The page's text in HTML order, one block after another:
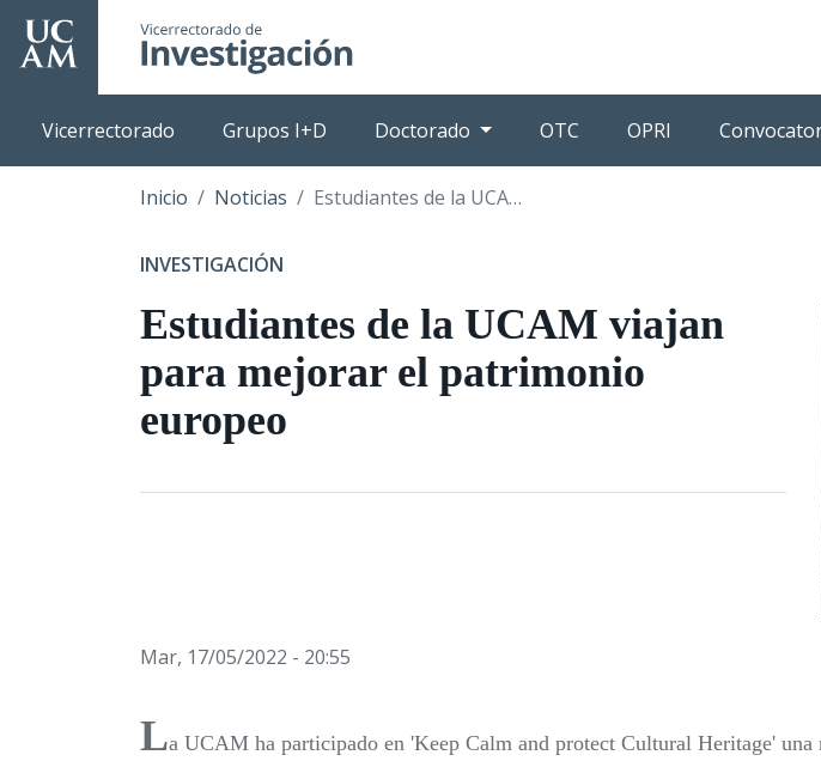
Pasar
principal
Vicerrectorado Grupos I+D Doctorado OTC OPRI
Inicio Noticias Estudiantes de la UCAM viajan para mejorar el patrimonio europeo
INVESTIGACIÓN
Estudiantes de la UCAM viajan
para mejorar el patrimonio
europeo
Mar, 17/05/2022 - 20:55
La UCAM ha participado en 'Keep Calm and protect Cultural Heritage' una